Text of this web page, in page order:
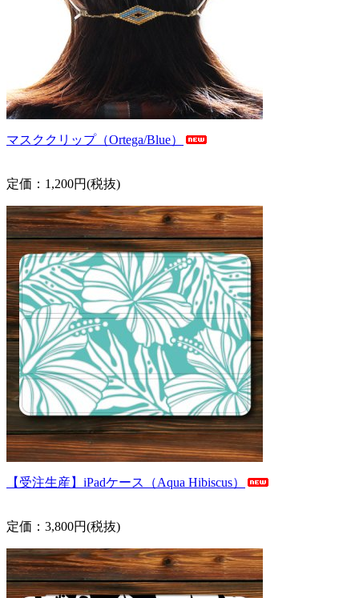
マスククリップ（Ortega/Blue）
定価：1,200円(税抜)
【受注生産】iPadケース（Aqua Hibiscus）
定価：3,800円(税抜)